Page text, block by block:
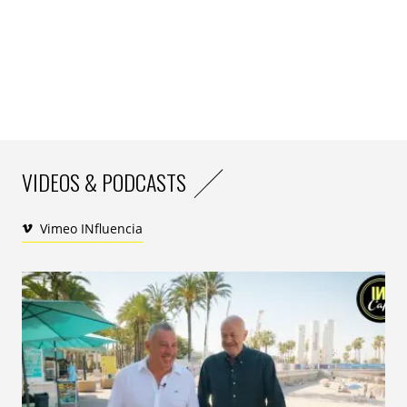
de l’Université de Stanford, connait des pics
d’accélération à 44 et 60 ans. Le fameux coup de vieux !
Pour ajouter à la confusion, l’Université du Michigan a
mis à jour une distinction entre âge réel et âge perçu
qui permet, dès 28 ans, de se désolidariser de son âge
chronologique en se projetant jusqu’à 15 ans de moins
que la réalité pour «se protéger des effets néfastes des
stéréotypes de l’âge sur son estime de soi». Ainsi, il a été
démontré que plus on avance en âge, plus on a
tendance à retarder l’entrée dans la vieillesse.
VIDEOS & PODCASTS
Vimeo INfluencia